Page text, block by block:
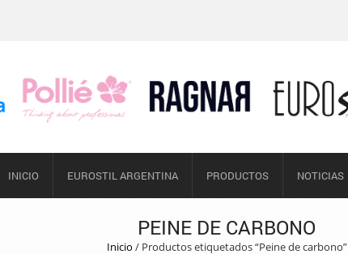
INICIO EUROSTIL ARGENTINA PRODUCTOS NOTICIAS
PEINE DE CARBONO
Inicio/ Productos etiquetados “Peine de carbono”